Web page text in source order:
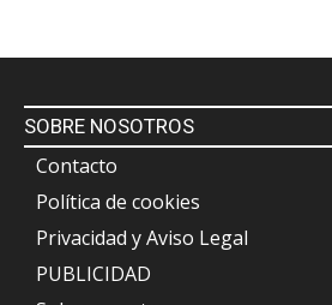
SOBRE NOSOTROS
Contacto
Política de cookies
Privacidad y Aviso Legal
PUBLICIDAD